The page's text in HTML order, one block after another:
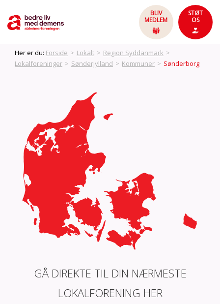
BLIV
MEDLEM
STØT
OS
Her er du: Forside > Lokalt > Region Syddanmark >
Lokalforeninger > Sønderjylland > Kommuner > Sønderborg
GÅ DIREKTE TIL DIN NÆRMESTE
LOKALFORENING HER